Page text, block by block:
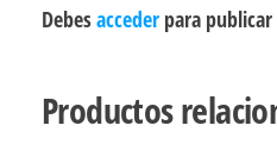
Debesacceder para
Productos